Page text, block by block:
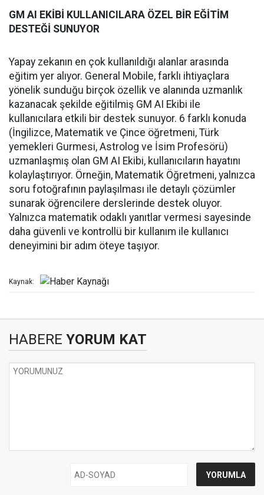
GM AI EKİBİ KULLANICILARA ÖZEL BİR EĞİTİM
DESTEĞİ SUNUYOR
Yapay zekanın en çok kullanıldığı alanlar arasında
eğitim yer alıyor. General Mobile, farklı ihtiyaçlara
yönelik sunduğu birçok özellik ve alanında uzmanlık
kazanacak şekilde eğitilmiş GM AI Ekibi ile
kullanıcılara etkili bir destek sunuyor. 6 farklı konuda
(İngilizce, Matematik ve Çince öğretmeni, Türk
yemekleri Gurmesi, Astrolog ve İsim Profesörü)
uzmanlaşmış olan GM AI Ekibi, kullanıcıların hayatını
kolaylaştırıyor. Örneğin, Matematik Öğretmeni, yalnızca
soru fotoğrafının paylaşılması ile detaylı çözümler
sunarak öğrencilere derslerinde destek oluyor.
Yalnızca matematik odaklı yanıtlar vermesi sayesinde
daha güvenli ve kontrollü bir kullanım ile kullanıcı
deneyimini bir adım öteye taşıyor.
Kaynak:
HABERE YORUM KAT